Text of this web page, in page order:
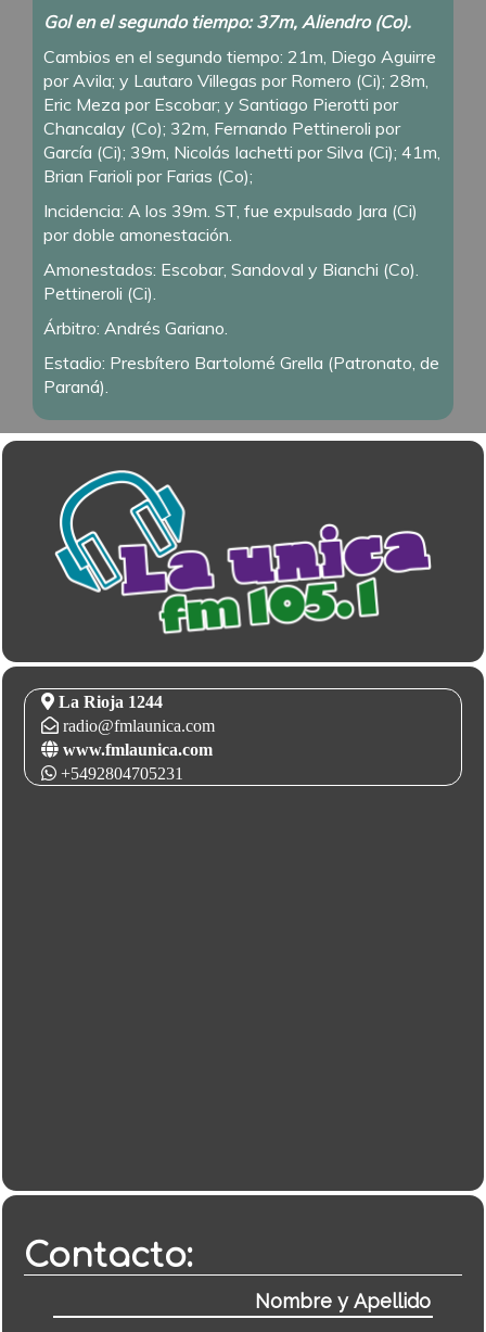
Gol en el segundo tiempo: 37m, Aliendro (Co).
Cambios en el segundo tiempo: 21m, Diego Aguirre
por Avila; y Lautaro Villegas por Romero (Ci); 28m,
Eric Meza por Escobar; y Santiago Pierotti por
Chancalay (Co); 32m, Fernando Pettineroli por
García (Ci); 39m, Nicolás Iachetti por Silva (Ci); 41m,
Brian Farioli por Farias (Co);
Incidencia: A los 39m. ST, fue expulsado Jara (Ci)
por doble amonestación.
Amonestados: Escobar, Sandoval y Bianchi (Co).
Pettineroli (Ci).
Árbitro: Andrés Gariano.
Estadio: Presbítero Bartolomé Grella (Patronato, de
Paraná).
La Rioja 1244
radio@fmlaunica.com
www.fmlaunica.com
+5492804705231
Contacto: